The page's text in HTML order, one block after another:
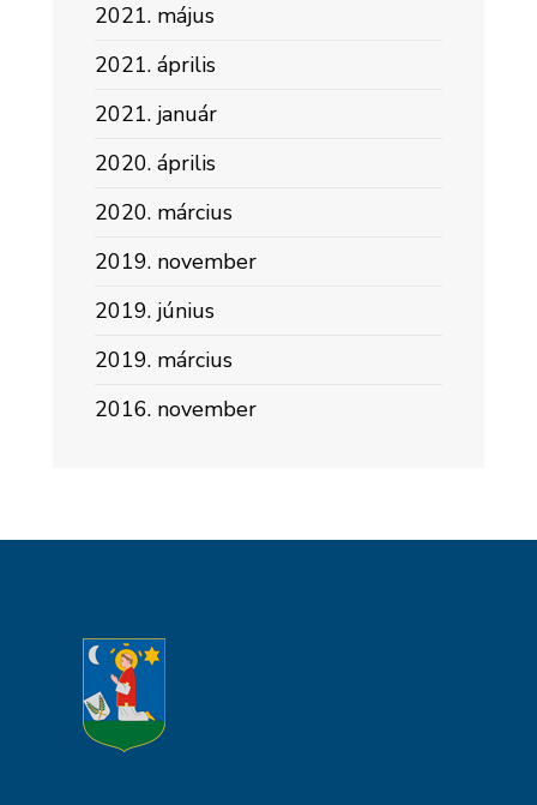
2021. május
2021. április
2021. január
2020. április
2020. március
2019. november
2019. június
2019. március
2016. november